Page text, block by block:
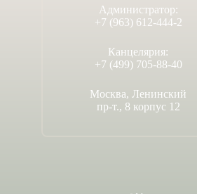
Администратор:
+7 (963) 612-444-2
Канцелярия:
+7 (499) 705-88-40
Москва, Ленинский
пр-т., 8 корпус 12